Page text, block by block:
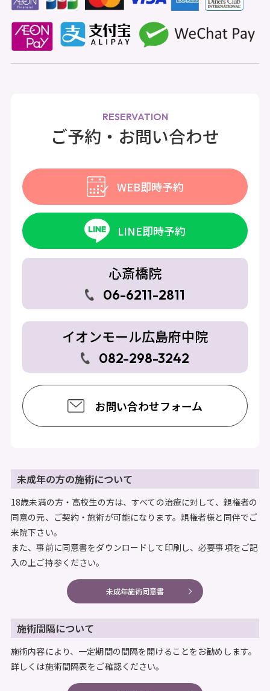
RESERVATION
ご予約・お問い合わせ
LINE即時予約
WEB即時予約
心斎橋院
06-6211-2811
イオンモール広島府中院
082-298-3242
お問い合わせフォーム
未成年の方の施術について
18歳未満の方・高校生の方は、すべての治療に対して、親権者の
同意の元、ご契約・施術が可能になります。親権者様と同伴でご
来院下さい。
また、事前に同意書をダウンロードして印刷し、必要事項をご記
入の上ご持参ください。
未成年施術同意書
施術間隔について
施術内容により、一定期間の間隔を開けることをお勧めします。
詳しくは施術間隔表をご確認ください。